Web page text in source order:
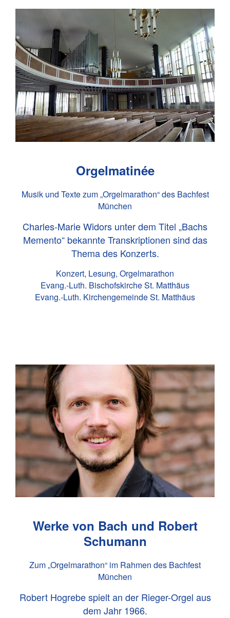
Orgelmatinée
Musik und Texte zum „Orgelmarathon“ des Bachfest
München
Charles-Marie Widors unter dem Titel „Bachs
Memento“ bekannte Transkriptionen sind das
Thema des Konzerts.
Konzert, Lesung, Orgelmarathon
Evang.-Luth. Bischofskirche St. Matthäus
Evang.-Luth. Kirchengemeinde St. Matthäus
Werke von Bach und Robert
Schumann
Zum „Orgelmarathon“ im Rahmen des Bachfest
München
Robert Hogrebe spielt an der Rieger-Orgel aus
dem Jahr 1966.